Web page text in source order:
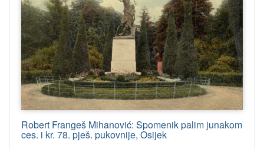
Robert Frangeš Mihanović: Spomenik palim junakom
ces. i kr. 78. pješ. pukovnije, Osijek